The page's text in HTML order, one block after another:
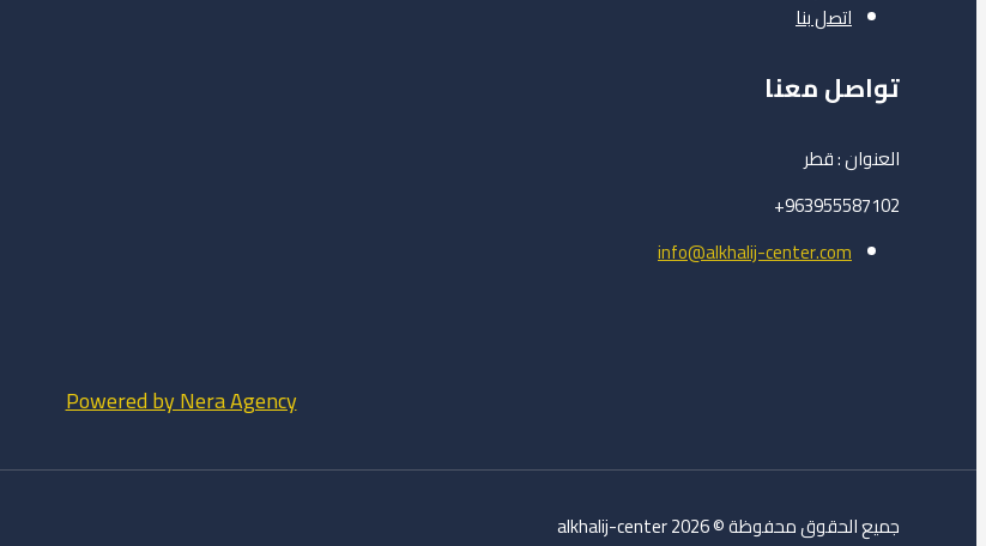
اتصل بنا
تواصل معنا
العنوان : قطر
963955587102+
info@alkhalij-center.com
Powered by Nera Agency
جميع الحقوق محفوظة © 2026 alkhalij-center